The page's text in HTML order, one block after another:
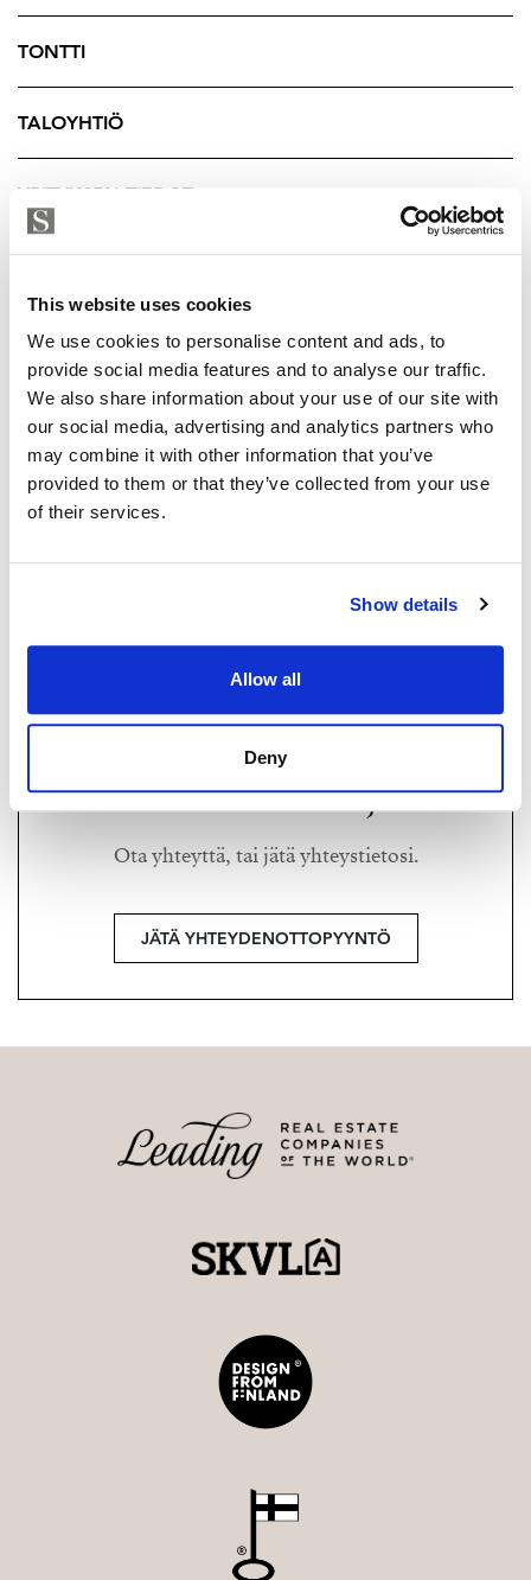
This website uses cookies
We use cookies to personalise content and ads, to
provide social media features and to analyse our traffic.
We also share information about your use of our site with
our social media, advertising and analytics partners who
may combine it with other information that you’ve
provided to them or that they’ve collected from your use
of their services.
Show details
Allow all
Deny
Strand Properties,
Haluatko lisätietoja?
Ota yhteyttä, tai jätä yhteystietosi.
JÄTÄ YHTEYDENOTTOPYYNTÖ
Talo on valmistunut vuonna 1913 ja sen on piirtänyt
Vilho Lekman. Talon ylimmän
kerros lisää ja näin huoneistojen määrä lisääntyi
Tämä koti on todellinen helmi Helsingin
halutuimmalla ja arvostetuimmalla alueella. 4. kerros,
ei hissiä, niin kuin näissä Eiran villoissa ei juurikaan
Myynti ja tiedustelut:
Saija Hakola-Tikanoja, LKV
0400 468300
saija@strand.fi
TONTTI
TALOYHTIÖ
YRITYKSEN TIEDOT